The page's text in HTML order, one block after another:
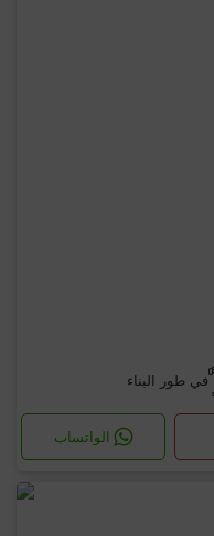
في طور البناء
الواتساب